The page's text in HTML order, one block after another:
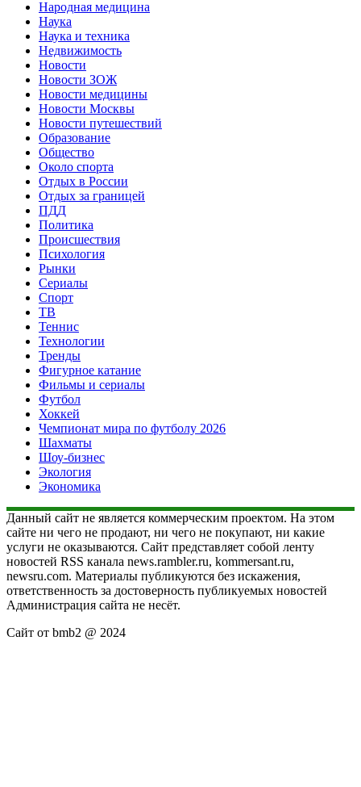
Народная медицина
Наука
Наука и техника
Недвижимость
Новости
Новости ЗОЖ
Новости медицины
Новости Москвы
Новости путешествий
Образование
Общество
Около спорта
Отдых в России
Отдых за границей
ПДД
Политика
Происшествия
Психология
Рынки
Сериалы
Спорт
ТВ
Теннис
Технологии
Тренды
Фигурное катание
Фильмы и сериалы
Футбол
Хоккей
Чемпионат мира по футболу 2026
Шахматы
Шоу-бизнес
Экология
Экономика
Данный сайт не является коммерческим проектом. На этом
сайте ни чего не продают, ни чего не покупают, ни какие
услуги не оказываются. Сайт представляет собой ленту
новостей RSS канала news.rambler.ru, kommersant.ru,
newsru.com. Материалы публикуются без искажения,
ответственность за достоверность публикуемых новостей
Администрация сайта не несёт.
Сайт от bmb2 @ 2024